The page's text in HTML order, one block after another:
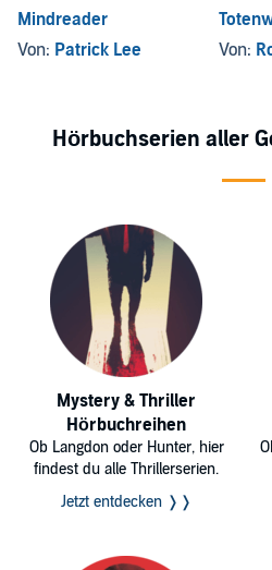
Mindreader
Von: Patrick Lee
Von:
Hörbuchserien aller
Mystery & Thriller
Hörbuchreihen
Ob Langdon oder Hunter, hier
findest du alle Thrillerserien.
Jetzt entdecken ❭❭